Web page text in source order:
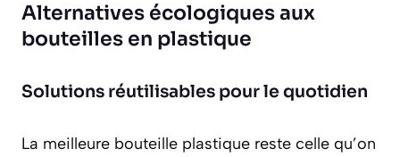
Alternatives écologiques aux
bouteilles en plastique
Solutions réutilisables pour le quotidien
La meilleure bouteille plastique reste celle qu’on